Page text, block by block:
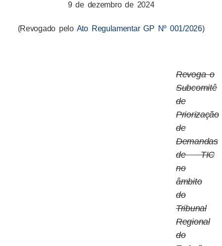
9 de dezembro de 2024
(Revogado pelo Ato Regulamentar GP Nº 001/2026)
Revoga o
Subcomitê
de
Priorização
de
Demandas
de TIC
no
âmbito
do
Tribunal
Regional
do